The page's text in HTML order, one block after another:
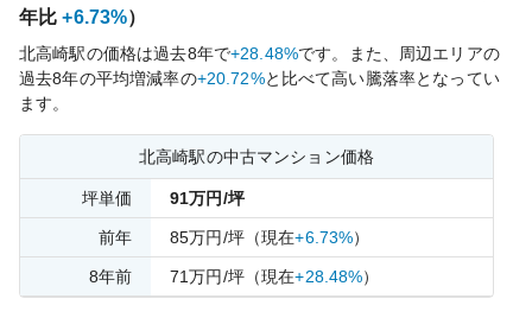
年比 +6.73%）
北高崎駅の価格は過去8年で+28.48%です。
また、周辺エリアの
過去8年の平均増減率の+20.72%と比べて高い騰落率となってい
ます。
北高崎駅の中古マンション価格
坪単価 91万円/坪
前年 85万円/坪（現在+6.73%）
8年前 71万円/坪（現在+28.48%）